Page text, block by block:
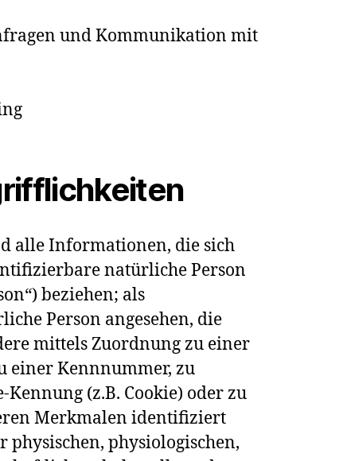
und Kommunikation mit
alle Informationen, die sich
natürliche Person
beziehen; als
Person angesehen, die
mittels Zuordnung zu einer
einer Kennnummer, zu
(z.B. Cookie) oder zu
Merkmalen identifiziert
physiologischen,